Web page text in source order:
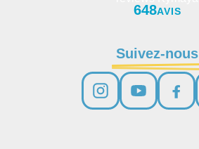
648AVIS
Suivez-nous